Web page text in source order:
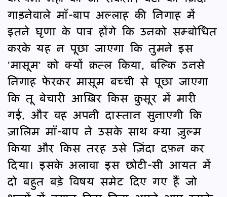
गाड़नेवाले माँ-बाप अल्लाह की निगाह में
इतने घृणा के पात्र होंगे कि उनको सम्बोधित
करके यह न पूछा जाएगा कि तुमने इस
'मासूम' को क्यों क़त्ल किया, बल्कि उनसे
निगाह फेरकर मासूम बच्ची से पूछा जाएगा
कि तू बेचारी आख़िर किस क़ुसूर में मारी
गई, और वह अपनी दास्तान सुनाएगी कि
ज़ालिम माँ-बाप ने उसके साथ क्या ज़ुल्म
किया और किस तरह उसे ज़िंदा दफ़न कर
दिया। इसके अलावा इस छोटी-सी आयत में
दो बहुत बड़े विषय समेट दिए गए हैं जो